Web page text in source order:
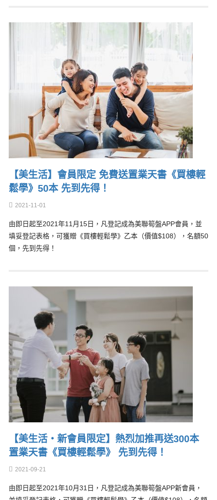
【美生活】會員限定 免費送置業天書《買樓輕
鬆學》50本 先到先得！
2021-11-01
由即日起至2021年11月15日，凡登記成為美聯筍盤APP會員，並
填妥登記表格，可獲贈《買樓輕鬆學》乙本（價值$108），名額50
個，先到先得！
【美生活‧新會員限定】熱烈加推再送300本
置業天書《買樓輕鬆學》 先到先得！
2021-09-21
由即日起至2021年10月31日，凡登記成為美聯筍盤APP新會員，